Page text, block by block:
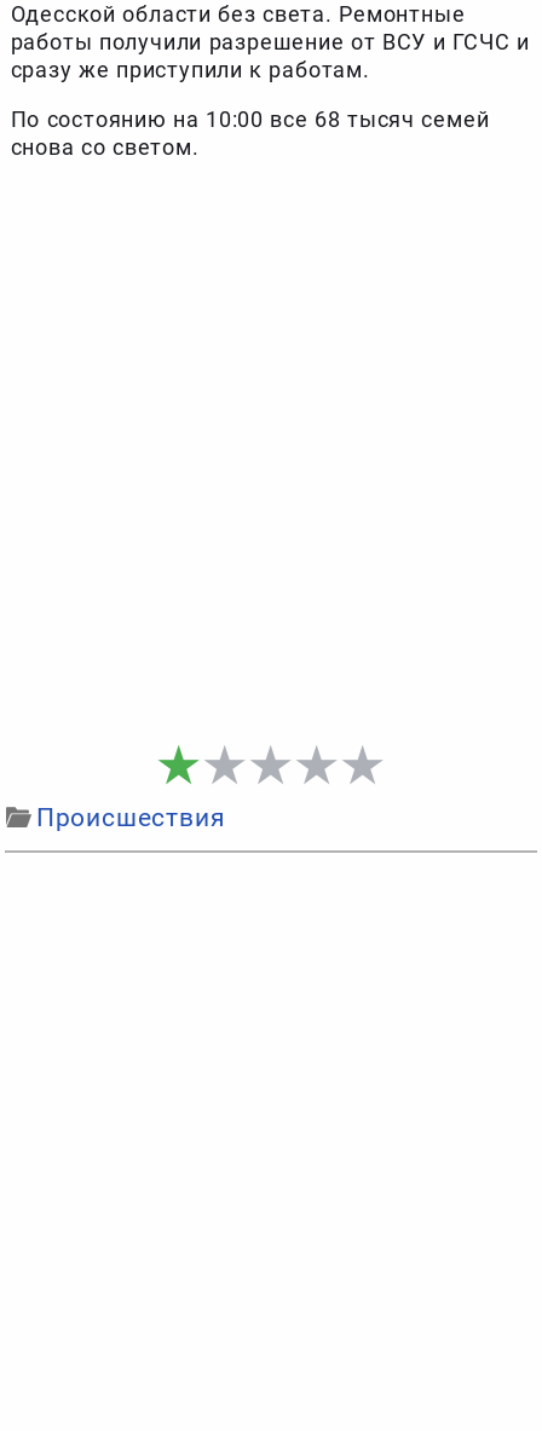
Одесской области без света. Ремонтные
работы получили разрешение от ВСУ и ГСЧС и
сразу же приступили к работам.
По состоянию на 10:00 все 68 тысяч семей
снова со светом.
Происшествия